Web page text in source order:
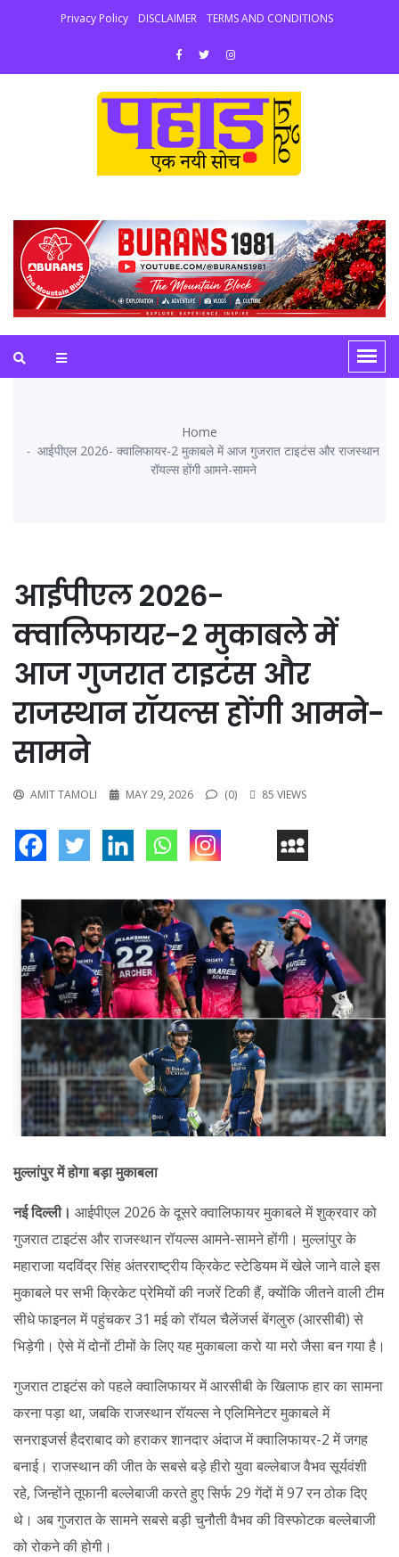
Privacy Policy DISCLAIMER TERMS AND CONDITIONS
Home
आईपीएल 2026- क्वालिफायर-2 मुकाबले में आज गुजरात टाइटंस और राजस्थान
रॉयल्स होंगी आमने-सामने
आईपीएल 2026-
क्वालिफायर-2 मुकाबले में
आज गुजरात टाइटंस और
राजस्थान रॉयल्स होंगी आमने-
सामने
AMIT TAMOLI MAY 29, 2026 (0) 85 VIEWS
मुल्लांपुर में होगा बड़ा मुकाबला
नई दिल्ली। आईपीएल 2026 के दूसरे क्वालिफायर मुकाबले में शुक्रवार को
गुजरात टाइटंस और राजस्थान रॉयल्स आमने-सामने होंगी। मुल्लांपुर के
महाराजा यदविंद्र सिंह अंतरराष्ट्रीय क्रिकेट स्टेडियम में खेले जाने वाले इस
मुकाबले पर सभी क्रिकेट प्रेमियों की नजरें टिकी हैं, क्योंकि जीतने वाली टीम
सीधे फाइनल में पहुंचकर 31 मई को रॉयल चैलेंजर्स बेंगलुरु (आरसीबी) से
भिड़ेगी। ऐसे में दोनों टीमों के लिए यह मुकाबला करो या मरो जैसा बन गया है।
गुजरात टाइटंस को पहले क्वालिफायर में आरसीबी के खिलाफ हार का सामना
करना पड़ा था, जबकि राजस्थान रॉयल्स ने एलिमिनेटर मुकाबले में
सनराइजर्स हैदराबाद को हराकर शानदार अंदाज में क्वालिफायर-2 में जगह
बनाई। राजस्थान की जीत के सबसे बड़े हीरो युवा बल्लेबाज वैभव सूर्यवंशी
रहे, जिन्होंने तूफानी बल्लेबाजी करते हुए सिर्फ 29 गेंदों में 97 रन ठोक दिए
थे। अब गुजरात के सामने सबसे बड़ी चुनौती वैभव की विस्फोटक बल्लेबाजी
को रोकने की होगी।